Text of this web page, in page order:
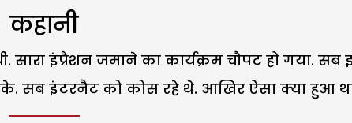
कहानी
इंप्रैशन जमाने का कार्यक्रम चौपट हो गया. सब
सब इंटरनैट को कोस रहे थे. आखिर ऐसा क्या हुआ